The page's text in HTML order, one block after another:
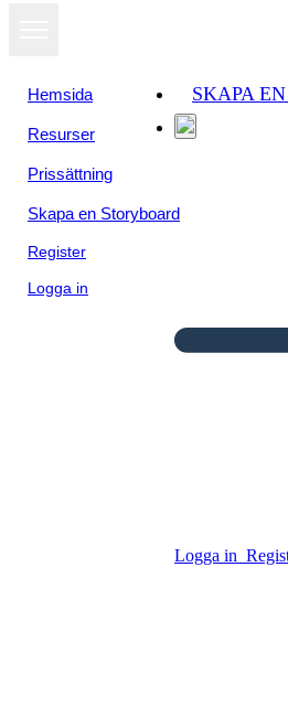
Hemsida
Resurser
Prissättning
Skapa en Storyboard
Register
Logga in
SKAPA
Logga in
Kopiera denna